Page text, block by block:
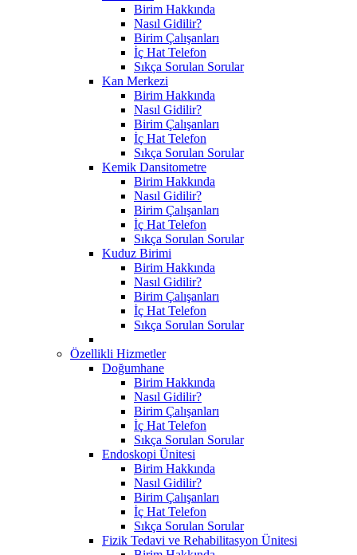
Birim Hakkında
Nasıl Gidilir?
Birim Çalışanları
İç Hat Telefon
Sıkça Sorulan Sorular
Kan Merkezi
Birim Hakkında
Nasıl Gidilir?
Birim Çalışanları
İç Hat Telefon
Sıkça Sorulan Sorular
Kemik Dansitometre
Birim Hakkında
Nasıl Gidilir?
Birim Çalışanları
İç Hat Telefon
Sıkça Sorulan Sorular
Kuduz Birimi
Birim Hakkında
Nasıl Gidilir?
Birim Çalışanları
İç Hat Telefon
Sıkça Sorulan Sorular
Özellikli Hizmetler
Doğumhane
Birim Hakkında
Nasıl Gidilir?
Birim Çalışanları
İç Hat Telefon
Sıkça Sorulan Sorular
Endoskopi Ünitesi
Birim Hakkında
Nasıl Gidilir?
Birim Çalışanları
İç Hat Telefon
Sıkça Sorulan Sorular
Fizik Tedavi ve Rehabilitasyon Ünitesi